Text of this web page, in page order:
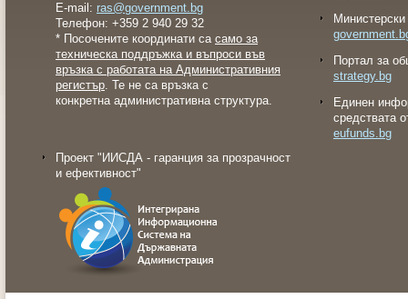
E-mail: ras@government.bg
Телефон: +359 2 940 29 32
* Посочените координати са само за
техническа поддръжка и въпроси във
връзка с работата на Административния
регистър. Те не са връзка с
конкретна административна структура.
Проект "ИИСДА - гаранция за прозрачност
и ефективност"
Портал за
strategy.bg
Eдинен
средствата
eufunds.bg